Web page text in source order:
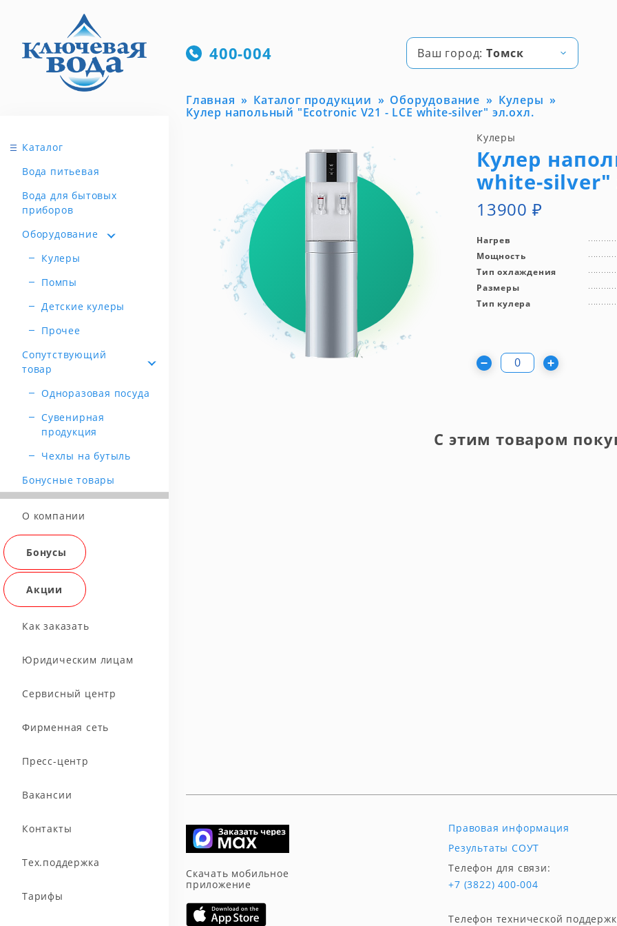
Каталог
Вода питьевая
Вода для бытовых
приборов
Оборудование
Кулеры
Помпы
Детские кулеры
Прочее
Сопутствующий
товар
Одноразовая посуда
Сувенирная
продукция
Чехлы на бутыль
Бонусные товары
О компании
Бонусы
Акции
Как заказать
Юридическим лицам
Сервисный центр
Фирменная сеть
Пресс-центр
Вакансии
Контакты
Тех.поддержка
Тарифы
400-004 Ваш город:Томск
Главная Каталог продукции Оборудование
Кулеры
Кулер напольный "Ecotronic V21 - LCE white-silver" эл.охл.
Кулеры
Кулер
white-silver"
13900 ₽
Нагрев
Мощность
Тип охлаждения
Размеры
Тип кулера
С этим товаром
Скачать мобильное
приложение
Правовая информация
Результаты СОУТ
Телефон для связи:
+7 (3822) 400-004
Телефон технической